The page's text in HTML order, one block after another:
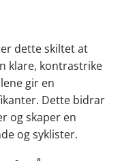
dette skiltet at
klare, kontrastrike
gir en
Dette bidrar
og skaper en
og syklister.